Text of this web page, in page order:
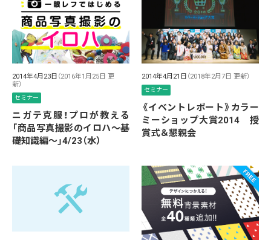
2014年4月23日 （2016年1月25日 更
新）
セミナー
ニガテ克服！プロが教える
「商品写真撮影のイロハ〜基
礎知識編〜」4/23（水）
2014年4月21日 （2018年2月7日 更新）
セミナー
《イベントレポート》カラー
ミーショップ大賞2014 授
賞式＆懇親会